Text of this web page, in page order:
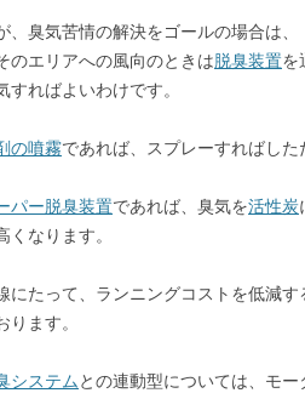
、臭気苦情の解決をゴールの場合は、
のエリアへの風向のときは脱臭装置を
ればよいわけです。
の噴霧であれば、スプレーすればした
パー脱臭装置であれば、臭気を活性炭
なります。
にたって、ランニングコストを低減す
ます。
システムとの連動型については、モ